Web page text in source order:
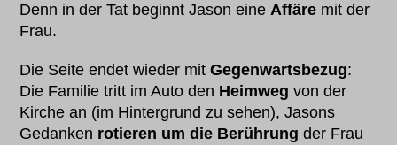
Denn in der Tat beginnt Jason eineAffäre mit der
Frau.
Die Seite endet wieder mitGegenwartsbezug:
Die Familie tritt im Auto den Heimweg von der
Kirche an (im Hintergrund zu sehen), Jasons
Gedanken rotieren um die Berührung der Frau